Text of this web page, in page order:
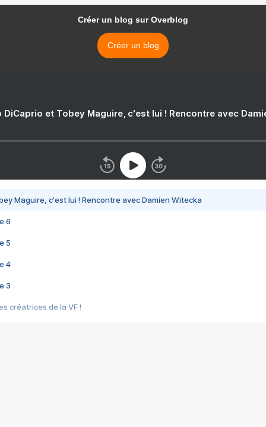
Créer un blog sur Overblog
Créer un blog
DiCaprio et Tobey Maguire, c'est lui ! Rencontre avec
Maguire, c'est lui ! Rencontre avec Damien Witecka
6
5
4
3
créatrices de la VF !